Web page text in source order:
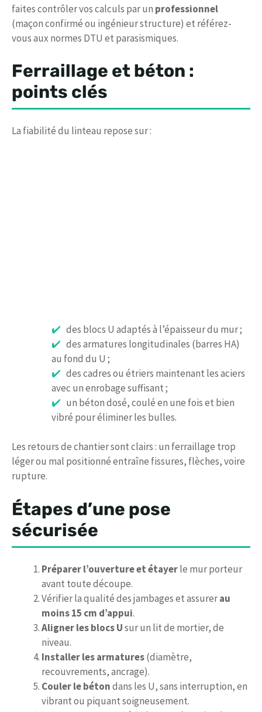
faites contrôler vos calculs par un professionnel
(maçon confirmé ou ingénieur structure) et référez-
vous aux normes DTU et parasismiques.
Ferraillage et béton :
points clés
La fiabilité du linteau repose sur :
des blocs U adaptés à l’épaisseur du mur ;
des armatures longitudinales (barres HA)
au fond du U ;
des cadres ou étriers maintenant les aciers
avec un enrobage suffisant ;
un béton dosé, coulé en une fois et bien
vibré pour éliminer les bulles.
Les retours de chantier sont clairs : un ferraillage trop
léger ou mal positionné entraîne fissures, flèches, voire
rupture.
Étapes d’une pose
sécurisée
Préparer l’ouverture et étayerle mur porteur
avant toute découpe.
Vérifier la qualité des jambages et assurerau
moins 15 cm d’appui.
Aligner les blocs Usur un lit de mortier, de
niveau.
Installer les armatures(diamètre,
recouvrements, ancrage).
Couler le bétondans les U, sans interruption, en
vibrant ou piquant soigneusement.